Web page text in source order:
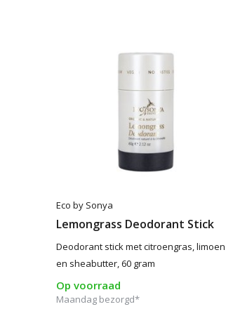
Eco by Sonya
Lemongrass Deodorant Stick
Deodorant stick met citroengras, limoen
en sheabutter, 60 gram
Op voorraad
Maandag bezorgd*